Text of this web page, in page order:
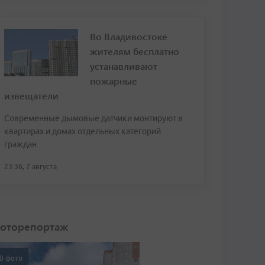
Во Владивостоке
жителям бесплатно
устанавливают
пожарные
извещатели
Современные дымовые датчики монтируют в
квартирах и домах отдельных категорий
граждан
23:36, 7 августа
фото